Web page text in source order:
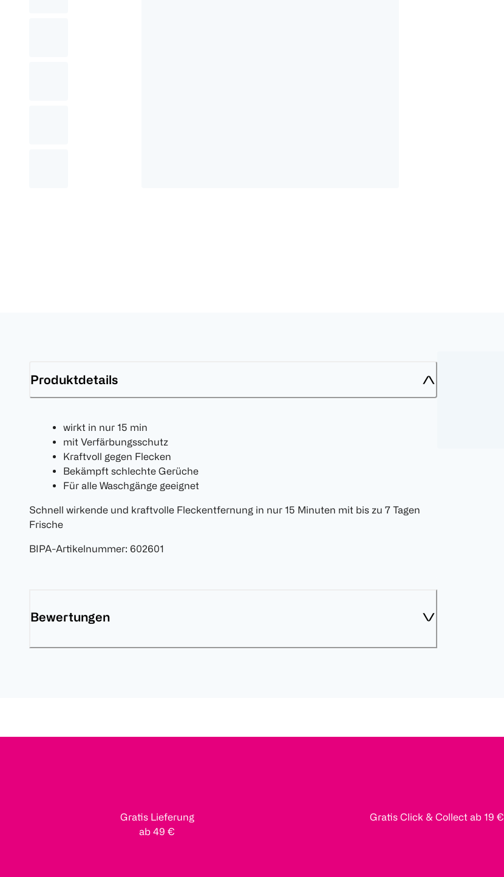
Produktdetails
wirkt in nur 15 min
mit Verfärbungsschutz
Kraftvoll gegen Flecken
Bekämpft schlechte Gerüche
Für alle Waschgänge geeignet
Schnell wirkende und kraftvolle Fleckentfernung in nur 15 Minuten mit bis zu 7 Tagen
Frische
BIPA-Artikelnummer: 602601
Bewertungen
Gratis Lieferung
ab 49 €
Gratis Click & Collect ab 19 €